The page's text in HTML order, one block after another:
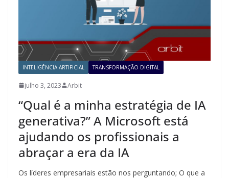
INTELIGÊNCIA ARTIFICIAL TRANSFORMAÇÃO DIGITAL
julho 3, 2023 Arbit
“Qual é a minha estratégia de IA
generativa?” A Microsoft está
ajudando os profissionais a
abraçar a era da IA
Os líderes empresariais estão nos perguntando; O que a